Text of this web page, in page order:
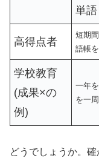
単語
高得点者
短期
語帳
学校教育
(成果×の
例)
一年
を一周
どうでしょうか。